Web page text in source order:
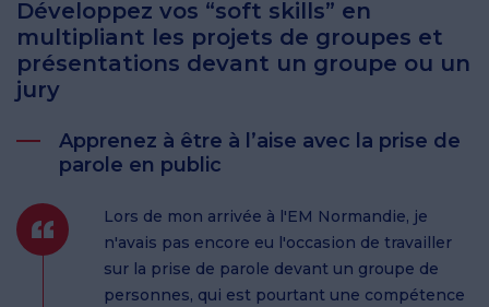
Développez vos “soft skills” en
multipliant les projets de groupes et
présentations devant un groupe ou un
jury
Apprenez à être à l’aise avec la prise de
parole en public
Lors de mon arrivée à l'EM Normandie, je
n'avais pas encore eu l'occasion de travailler
sur la prise de parole devant un groupe de
personnes, qui est pourtant une compétence